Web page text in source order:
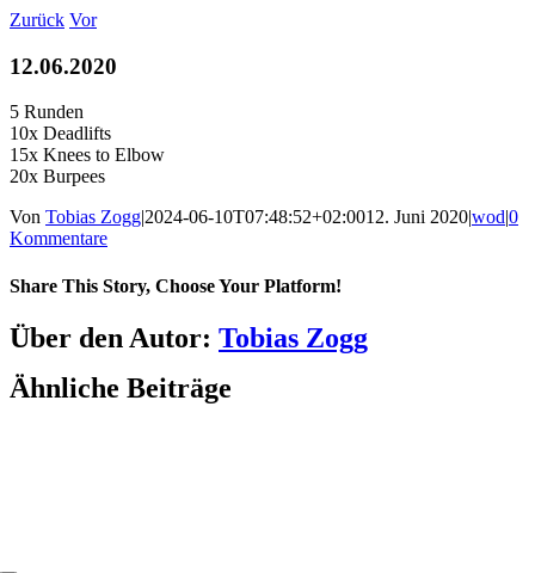
Zum
springen
Zurück Vor
12.06.2020
5 Runden
10x Deadlifts
15x Knees to Elbow
20x Burpees
Von Tobias Zogg|2024-06-10T07:48:52+02:0012. Juni 2020|wod|0
Kommentare
Share This Story, Choose Your Platform!
Facebook
LinkedIn
WhatsApp
Telegram
Tumblr
Pinterest
Vk
Xing
E-
Mail
Über den Autor: Tobias Zogg
Ähnliche Beiträge